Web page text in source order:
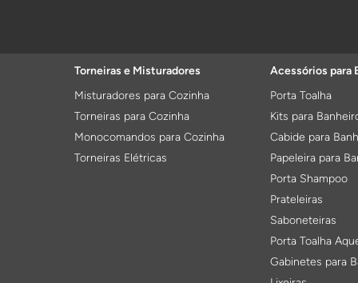
Torneiras e Misturadores
Misturadores para Cozinha
Torneiras para Cozinha
Monocomandos para Cozinha
Torneiras Elétricas
Acessórios para
Porta Toalha
Kits para
Cabide para
Papeleira para
Porta Shampoo
Prateleiras
Saboneteiras
Porta Toalha
Gabinetes para